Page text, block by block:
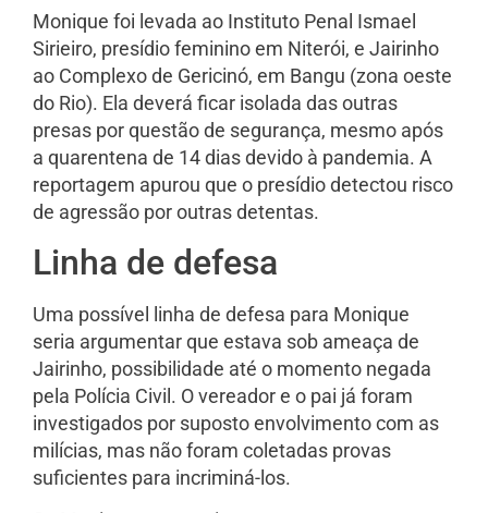
Monique foi levada ao Instituto Penal Ismael
Sirieiro, presídio feminino em Niterói, e Jairinho
ao Complexo de Gericinó, em Bangu (zona oeste
do Rio). Ela deverá ficar isolada das outras
presas por questão de segurança, mesmo após
a quarentena de 14 dias devido à pandemia. A
reportagem apurou que o presídio detectou risco
de agressão por outras detentas.
Linha de defesa
Uma possível linha de defesa para Monique
seria argumentar que estava sob ameaça de
Jairinho, possibilidade até o momento negada
pela Polícia Civil. O vereador e o pai já foram
investigados por suposto envolvimento com as
milícias, mas não foram coletadas provas
suficientes para incriminá-los.